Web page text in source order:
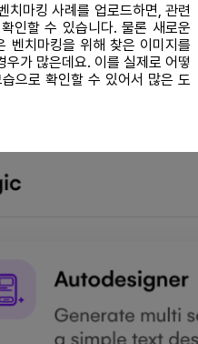
치마킹 사례를 업로드하면, 관련
인할 수 있습니다. 물론 새로운
벤치마킹을 위해 찾은 이미지를
가 많은데요. 이를 실제로 어떻
으로 확인할 수 있어서 많은 도